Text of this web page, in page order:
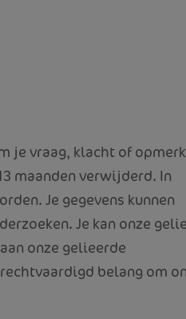
je vraag, klacht of
maanden verwijderd. In
Je gegevens kunnen
Je kan onze
onze gelieerde
belang om